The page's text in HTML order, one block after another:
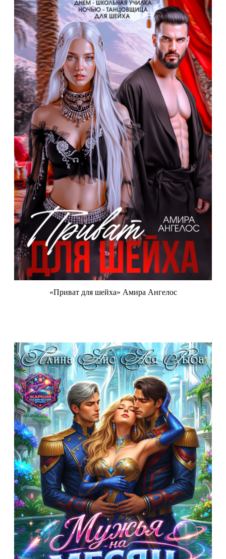
«Приват для шейха» Амира Ангелос